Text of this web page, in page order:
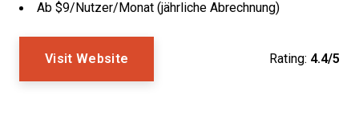
Ab $9/Nutzer/Monat (jährliche Abrechnung)
Visit Website Rating: 4.4/5